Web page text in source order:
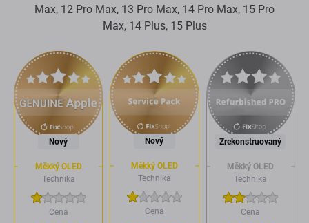
Max, 12 Pro Max, 13 Pro Max, 14 Pro Max, 15 Pro
Max, 14 Plus, 15 Plus
Nový
Měkký OLED
Technika
Cena
Nový
Měkký OLED
Technika
Cena
Zrekonstruovaný
Měkký OLED
Technika
Cena